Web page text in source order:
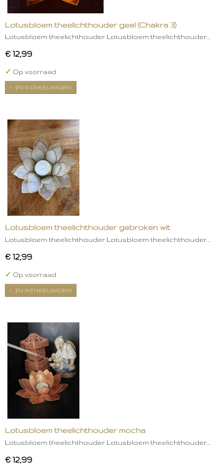
Lotusbloem theelichthouder geel (Chakra 3)
Lotusbloem theelichthouder Lotusbloem theelichthouder…
€ 12,99
✓ Op voorraad
IN WINKELWAGEN
Lotusbloem theelichthouder gebroken wit
Lotusbloem theelichthouder Lotusbloem theelichthouder…
€ 12,99
✓ Op voorraad
IN WINKELWAGEN
Lotusbloem theelichthouder mocha
Lotusbloem theelichthouder Lotusbloem theelichthouder…
€ 12,99